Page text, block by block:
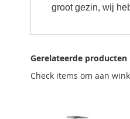
groot gezin, wij
Gerelateerde producten
Check items om aan